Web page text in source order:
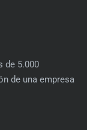
de 5.000
de una empresa